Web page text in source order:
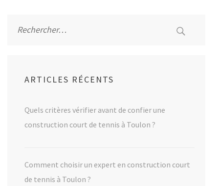
ARTICLES RÉCENTS
Quels critères vérifier avant de confier une
construction court de tennis à Toulon ?
Comment choisir un expert en construction court
de tennis à Toulon ?